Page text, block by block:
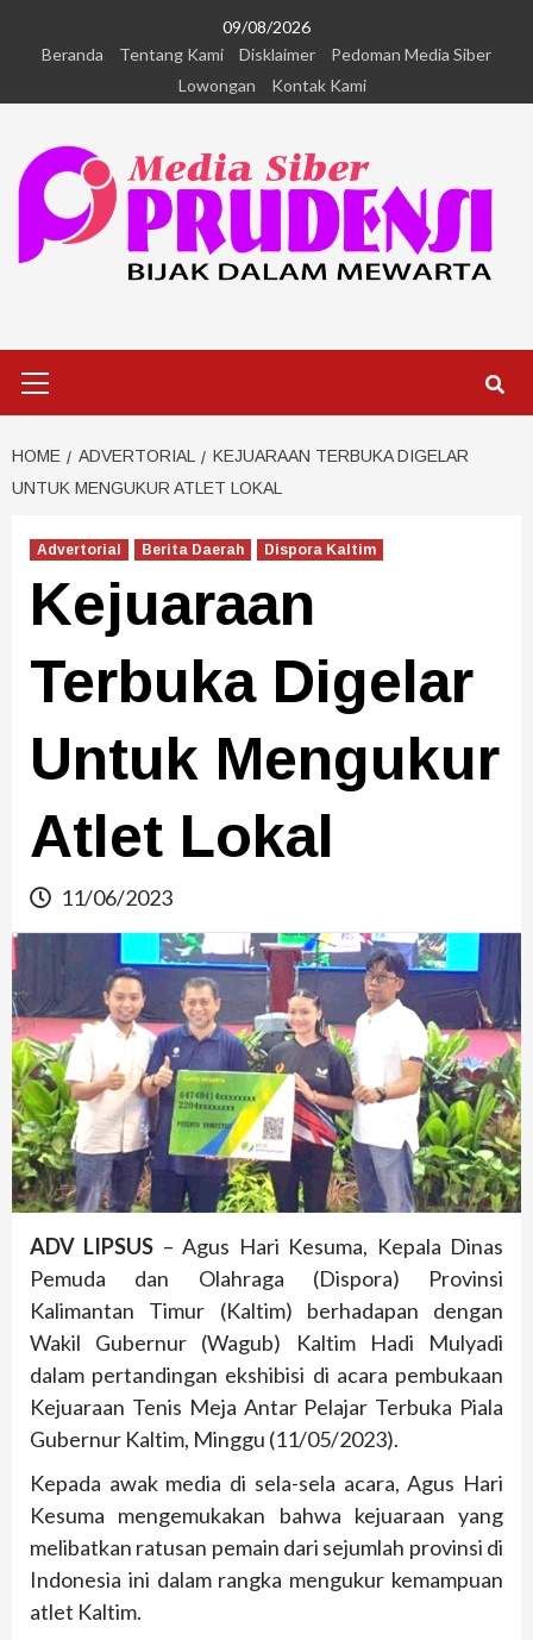
09/08/2026
Beranda
Tentang Kami Disklaimer
Pedoman Media Siber
Lowongan
Kontak Kami
HOME ADVERTORIAL
KEJUARAAN TERBUKA DIGELAR
UNTUK MENGUKUR ATLET LOKAL
Advertorial Berita Daerah Dispora Kaltim
Kejuaraan
Terbuka Digelar
Untuk Mengukur
Atlet Lokal
11/06/2023
ADV LIPSUS – Agus Hari Kesuma, Kepala Dinas
Pemuda dan Olahraga (Dispora) Provinsi
Kalimantan Timur (Kaltim) berhadapan dengan
Wakil Gubernur (Wagub) Kaltim Hadi Mulyadi
dalam pertandingan ekshibisi di acara pembukaan
Kejuaraan Tenis Meja Antar Pelajar Terbuka Piala
Gubernur Kaltim, Minggu (11/05/2023).
Kepada awak media di sela-sela acara, Agus Hari
Kesuma mengemukakan bahwa kejuaraan yang
melibatkan ratusan pemain dari sejumlah provinsi di
Indonesia ini dalam rangka mengukur kemampuan
atlet Kaltim.